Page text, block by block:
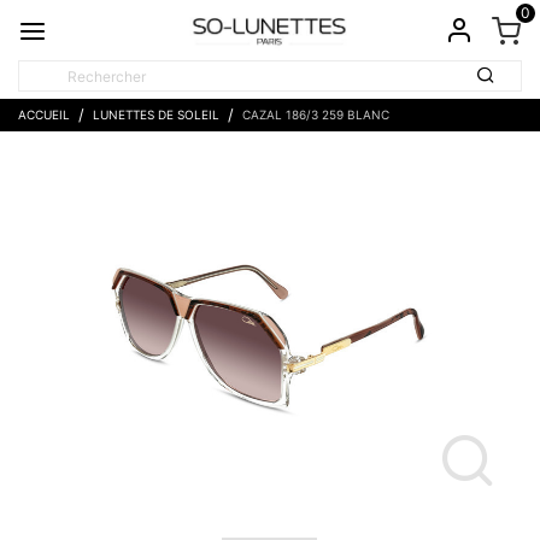
0
ACCUEIL LUNETTES DE SOLEIL CAZAL 186/3 259 BLANC